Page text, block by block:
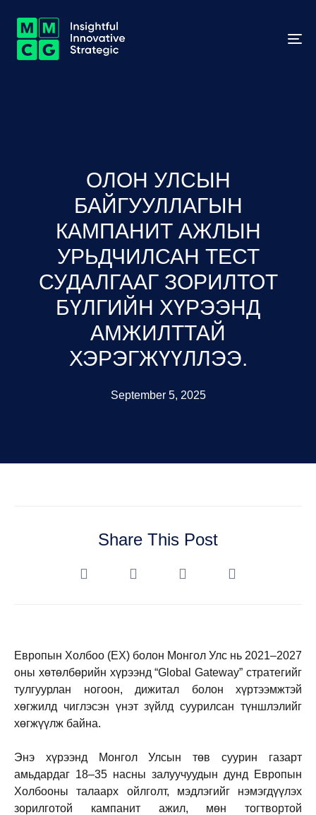
ОЛОН УЛСЫН
БАЙГУУЛЛАГЫН
КАМПАНИТ АЖЛЫН
УРЬДЧИЛСАН ТЕСТ
СУДАЛГААГ ЗОРИЛТОТ
БҮЛГИЙН ХҮРЭЭНД
АМЖИЛТТАЙ
ХЭРЭГЖҮҮЛЛЭЭ.
September 5, 2025
Share This Post
Европын Холбоо (ЕХ) болон Монгол Улс нь 2021–2027
оны хөтөлбөрийн хүрээнд “Global Gateway” стратегийг
тулгуурлан ногоон, дижитал болон хүртээмжтэй
хөгжилд чиглэсэн үнэт зүйлд суурилсан түншлэлийг
хөгжүүлж байна.
Энэ хүрээнд Монгол Улсын төв суурин газарт
амьдардаг 18–35 насны залуучуудын дунд Европын
Холбооны талаарх ойлголт, мэдлэгийг нэмэгдүүлэх
зорилготой кампанит ажил, мөн тогтвортой